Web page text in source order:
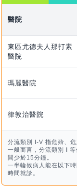
醫院
東區尤德夫人那打素
醫院
瑪麗醫院
律敦治醫院
分流類別 I-V 指危殆、危
一般而言，分流類別 I
間少於15分鐘。
一半輪候病人能在以下
時間就診。